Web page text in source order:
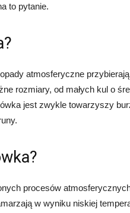
to pytanie.
atmosferyczne
rozmiary, od małych kul o
jest zwykle towarzyszy
procesów
w wyniku niskiej